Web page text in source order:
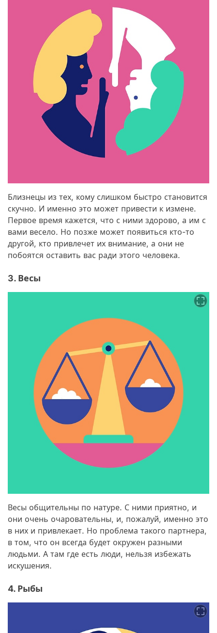
Близнецы из тех, кому слишком быстро становится
скучно. И именно это может привести к измене.
Первое время кажется, что с ними здорово, а им с
вами весело. Но позже может появиться кто-то
другой, кто привлечет их внимание, а они не
побоятся оставить вас ради этого человека.
3. Весы
Весы общительны по натуре. С ними приятно, и
они очень очаровательны, и, пожалуй, именно это
в них и привлекает. Но проблема такого партнера,
в том, что он всегда будет окружен разными
людьми. А там где есть люди, нельзя избежать
искушения.
4. Рыбы